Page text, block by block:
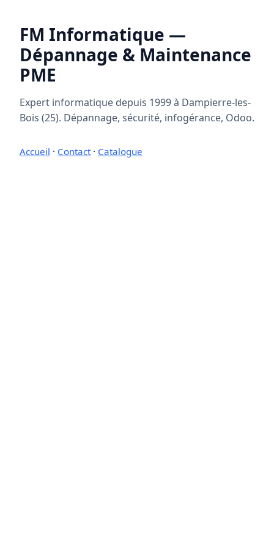
FM Informatique —
Dépannage & Maintenance
PME
Expert informatique depuis 1999 à Dampierre-les-
Bois (25). Dépannage, sécurité, infogérance, Odoo.
Accueil · Contact· Catalogue